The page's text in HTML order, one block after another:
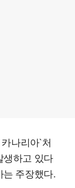
나리아`처
생하고 있다
는 주장했다.